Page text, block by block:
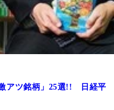
アツ銘柄」25選!! 日経平